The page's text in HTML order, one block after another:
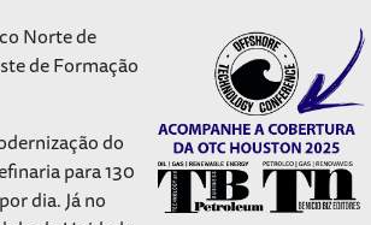
Norte de
de Formação
do
para 130
dia. Já no